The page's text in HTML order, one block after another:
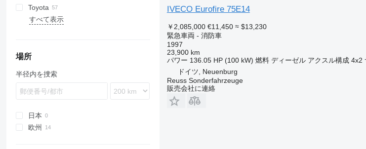
TransitDaily 55
Daily 70
EuroCargo 95
EuroCargo 95E18
EuroCargo 120
EuroCargo 180
Eurofire 150
Magirus
Magirus 180
T-Way
LE
TGA
TGX
Atego
Axor
Sprinter
Unimog
Vario
Vito
Caravan
NV
Movano
Vivaro
Expert
C-series
D-series
Master
Midliner
Midlum
Premium
T-series
G-series
L-series
13S23
1491
815
T-series
Toyota
Dyna
4320
Amarok
C
XC
131
すべて表示
場所
半径内を捜索
日本
欧州
IVECO Eurofire 75E14
￥2,085,000 €11,450 ≈ $13,230
緊急車両 - 消防車
1997
23,900 km
パワー 136.05 HP (100 kW) 燃料 ディーゼル アクスル構成 4x2
ドイツ, Neuenburg
Reuss Sonderfahrzeuge
販売会社に連絡